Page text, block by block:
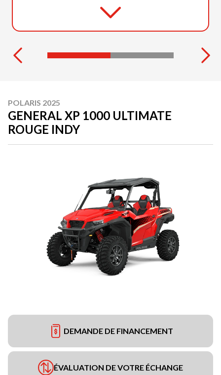
POLARIS 2025
GENERAL XP 1000 ULTIMATE
ROUGE INDY
DEMANDE DE FINANCEMENT
ÉVALUATION DE VOTRE ÉCHANGE